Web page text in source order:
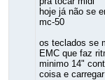
hoje já não se
mc-50
os teclados se
EMC que faz
minimo 14"
coisa e